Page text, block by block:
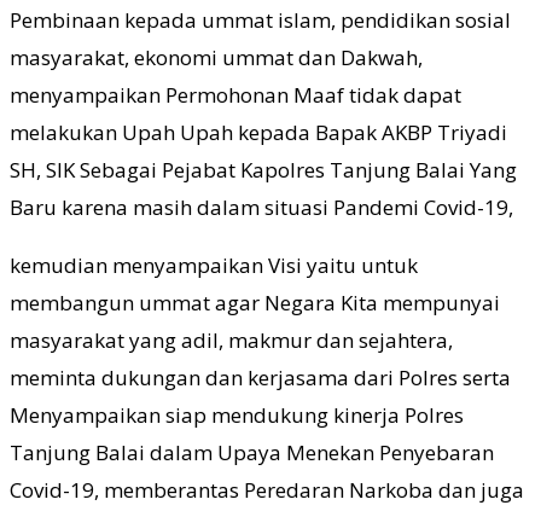
Pembinaan kepada ummat islam, pendidikan sosial
masyarakat, ekonomi ummat dan Dakwah,
menyampaikan Permohonan Maaf tidak dapat
melakukan Upah Upah kepada Bapak AKBP Triyadi
SH, SIK Sebagai Pejabat Kapolres Tanjung Balai Yang
Baru karena masih dalam situasi Pandemi Covid-19,
kemudian menyampaikan Visi yaitu untuk
membangun ummat agar Negara Kita mempunyai
masyarakat yang adil, makmur dan sejahtera,
meminta dukungan dan kerjasama dari Polres serta
Menyampaikan siap mendukung kinerja Polres
Tanjung Balai dalam Upaya Menekan Penyebaran
Covid-19, memberantas Peredaran Narkoba dan juga